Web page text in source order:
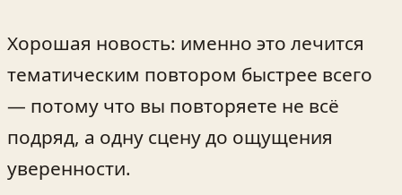
Хорошая новость: именно это лечится
тематическим повтором быстрее всего
— потому что вы повторяете не всё
подряд, а одну сцену до ощущения
уверенности.